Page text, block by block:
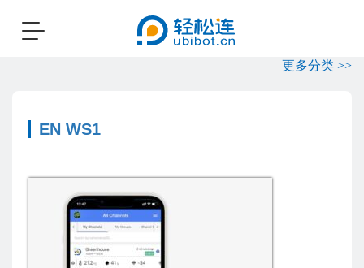
Toggle
更多分类 >>
EN WS1